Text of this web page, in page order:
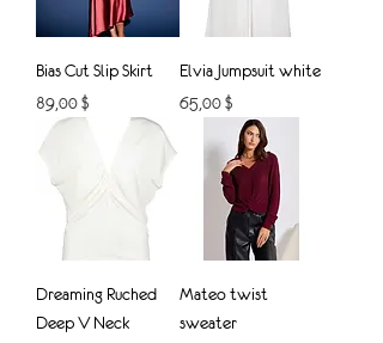
Bias Cut Slip Skirt
Prix
89,00 $
Elvia Jumpsuit white
Prix
65,00 $
Dreaming Ruched
Deep V Neck
Mateo twist
sweater